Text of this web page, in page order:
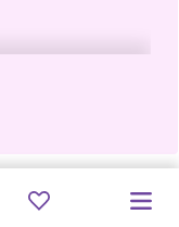
TIKTOK:
MON